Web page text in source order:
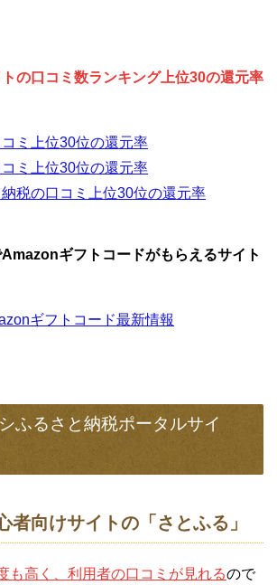
の口コミ数ランキング上位30の還元率
ミ上位30位の還元率
ミ上位30位の還元率
税の口コミ上位30位の還元率
ギフトコードがもらえるサイト
ギフトコード最新情報
ふるさと納税ポータルサイ
者向けサイトの「さとふる」
も高く、利用者の口コミが見れるので